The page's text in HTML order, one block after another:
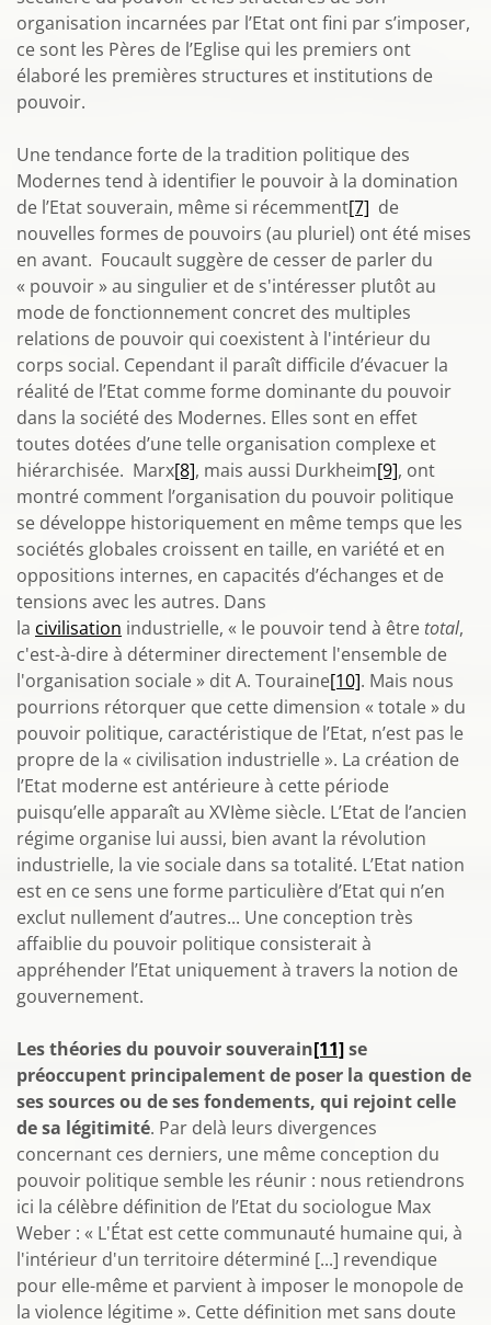
organisation incarnées par l’Etat ont fini par s’imposer,
ce sont les Pères de l’Eglise qui les premiers ont
élaboré les premières structures et institutions de
pouvoir.
Une tendance forte de la tradition politique des
Modernes tend à identifier le pouvoir à la domination
de l’Etat souverain, même si récemment[7] de
nouvelles formes de pouvoirs (au pluriel) ont été mises
en avant. Foucault suggère de cesser de parler du
« pouvoir » au singulier et de s'intéresser plutôt au
mode de fonctionnement concret des multiples
relations de pouvoir qui coexistent à l'intérieur du
corps social. Cependant il paraît difficile d’évacuer la
réalité de l’Etat comme forme dominante du pouvoir
dans la société des Modernes. Elles sont en effet
toutes dotées d’une telle organisation complexe et
hiérarchisée. Marx[8], mais aussi Durkheim[9], ont
montré comment l’organisation du pouvoir politique
se développe historiquement en même temps que les
sociétés globales croissent en taille, en variété et en
oppositions internes, en capacités d’échanges et de
tensions avec les autres. Dans
la civilisation industrielle, « le pouvoir tend à être total,
c'est-à-dire à déterminer directement l'ensemble de
l'organisation sociale » dit A. Touraine[10]. Mais nous
pourrions rétorquer que cette dimension « totale » du
pouvoir politique, caractéristique de l’Etat, n’est pas le
propre de la « civilisation industrielle ». La création de
l’Etat moderne est antérieure à cette période
puisqu’elle apparaît au XVIème siècle. L’Etat de l’ancien
régime organise lui aussi, bien avant la révolution
industrielle, la vie sociale dans sa totalité. L’Etat nation
est en ce sens une forme particulière d’Etat qui n’en
exclut nullement d’autres... Une conception très
affaiblie du pouvoir politique consisterait à
appréhender l’Etat uniquement à travers la notion de
gouvernement.
Les théories du pouvoir souverain[11]se
préoccupent principalement de poser la question de
ses sources ou de ses fondements, qui rejoint celle
de sa légitimité. Par delà leurs divergences
concernant ces derniers, une même conception du
pouvoir politique semble les réunir : nous retiendrons
ici la célèbre définition de l’Etat du sociologue Max
Weber : « L'État est cette communauté humaine qui, à
l'intérieur d'un territoire déterminé [...] revendique
pour elle-même et parvient à imposer le monopole de
la violence légitime ». Cette définition met sans doute